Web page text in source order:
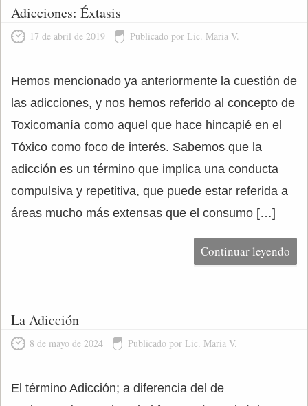
Adicciones: Éxtasis
17 de abril de 2019 Publicado por Lic. Maria V.
Hemos mencionado ya anteriormente la cuestión de
las adicciones, y nos hemos referido al concepto de
Toxicomanía como aquel que hace hincapié en el
Tóxico como foco de interés. Sabemos que la
adicción es un término que implica una conducta
compulsiva y repetitiva, que puede estar referida a
áreas mucho más extensas que el consumo […]
Continuar leyendo
La Adicción
8 de mayo de 2024 Publicado por Lic. Maria V.
El término Adicción; a diferencia del de